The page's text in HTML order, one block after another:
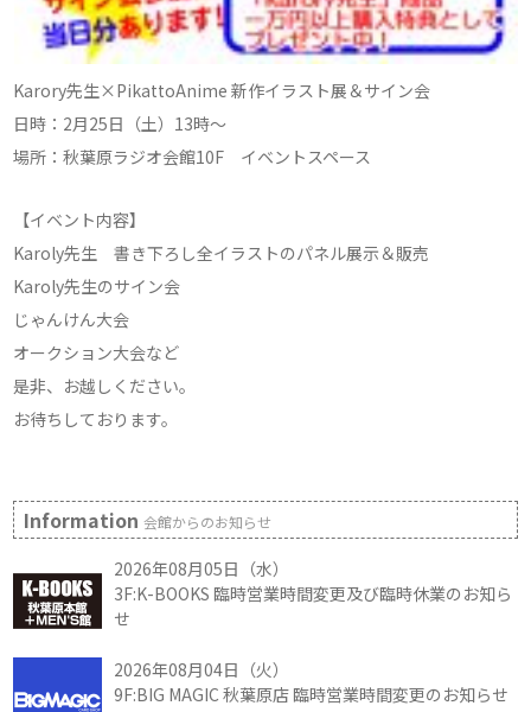
Karory先生×PikattoAnime 新作イラスト展＆サイン会
日時：2月25日（土）13時〜
場所：秋葉原ラジオ会館10F イベントスペース
【イベント内容】
Karoly先生 書き下ろし全イラストのパネル展示＆販売
Karoly先生のサイン会
じゃんけん大会
オークション大会など
是非、お越しください。
お待ちしております。
Information会館からのお知らせ
2026年08月05日（水）
3F:K-BOOKS 臨時営業時間変更及び臨時休業のお知ら
せ
2026年08月04日（火）
9F:BIG MAGIC 秋葉原店 臨時営業時間変更のお知らせ